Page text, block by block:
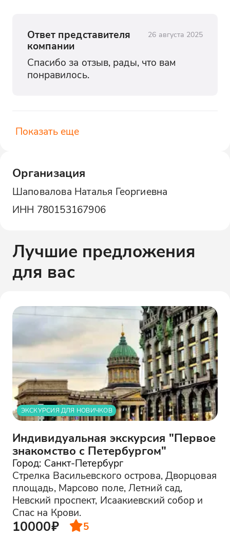
Ответ представителя
компании
26 августа 2025
Спасибо за отзыв, рады, что вам
понравилось.
Показать еще
Организация
Шаповалова Наталья Георгиевна
ИНН 780153167906
Лучшие предложения
для вас
ЭКСКУРСИЯ ДЛЯ НОВИЧКОВ
Индивидуальная экскурсия "Первое
знакомство с Петербургом"
Город: Санкт-Петербург
Стрелка Васильевского острова, Дворцовая
площадь, Марсово поле, Летний сад,
Невский проспект, Исаакиевский собор и
Спас на Крови.
10000₽ 5